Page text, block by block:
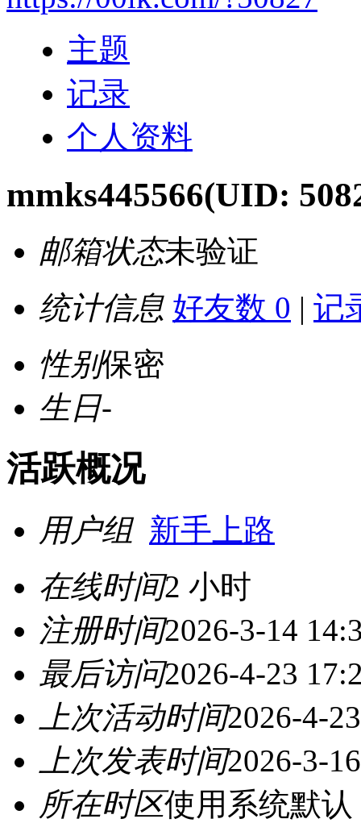
主题
记录
个人资料
mmks445566(UID:
邮箱状态未验证
统计信息 好友数 0 | 记
性别保密
生日-
活跃概况
用户组 新手上路
在线时间2 小时
注册时间2026-3-14
最后访问2026-4-23
上次活动时间2026-4-
上次发表时间2026-3-
所在时区使用系统默认